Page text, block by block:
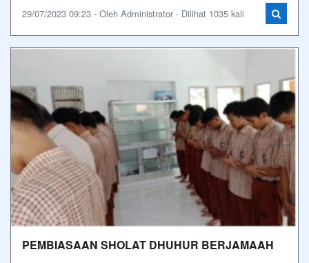
29/07/2023 09:23 - Oleh Administrator - Dilihat 1035 kali
PEMBIASAAN SHOLAT DHUHUR BERJAMAAH